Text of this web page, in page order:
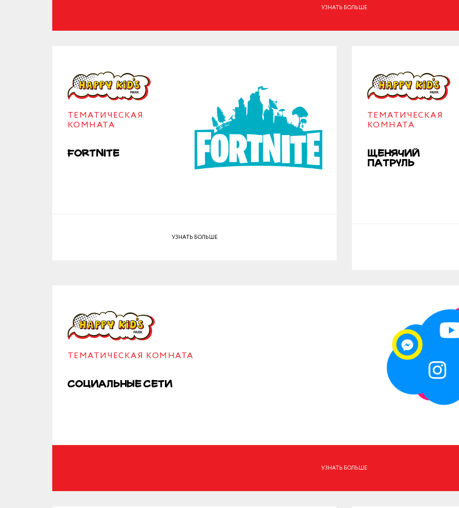
УЗНАТЬ БОЛЬШЕ
ТЕМАТИЧЕСКАЯ
КОМНАТА
Fortnite
УЗНАТЬ БОЛЬШЕ
ТЕМАТИЧЕСКАЯ
КОМНАТА
Щенячий
патруль
ТЕМАТИЧЕСКАЯ КОМНАТА
Социальные сети
УЗНАТЬ БОЛЬШЕ